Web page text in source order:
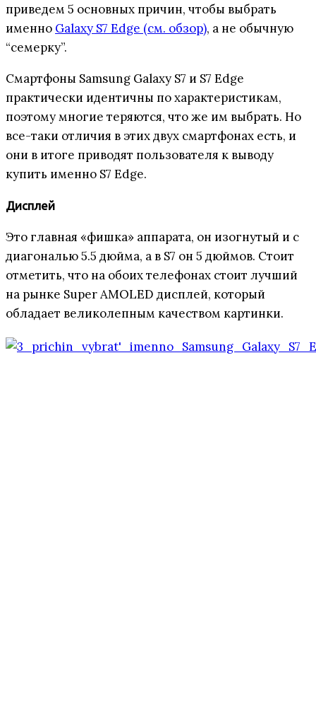
приведем 5 основных причин, чтобы выбрать
именно Galaxy S7 Edge (см. обзор), а не обычную
“семерку”.
Смартфоны Samsung Galaxy S7 и S7 Edge
практически идентичны по характеристикам,
поэтому многие теряются, что же им выбрать. Но
все-таки отличия в этих двух смартфонах есть, и
они в итоге приводят пользователя к выводу
купить именно S7 Edge.
Дисплей
Это главная «фишка» аппарата, он изогнутый и с
диагональю 5.5 дюйма, а в S7 он 5 дюймов. Стоит
отметить, что на обоих телефонах стоит лучший
на рынке Super AMOLED дисплей, который
обладает великолепным качеством картинки.